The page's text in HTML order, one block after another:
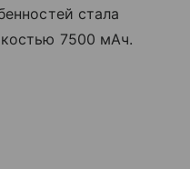
стала
7500 мАч.